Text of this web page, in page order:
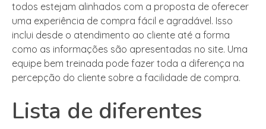
todos estejam alinhados com a proposta de oferecer
uma experiência de compra fácil e agradável. Isso
inclui desde o atendimento ao cliente até a forma
como as informações são apresentadas no site. Uma
equipe bem treinada pode fazer toda a diferença na
percepção do cliente sobre a facilidade de compra.
Lista de diferentes